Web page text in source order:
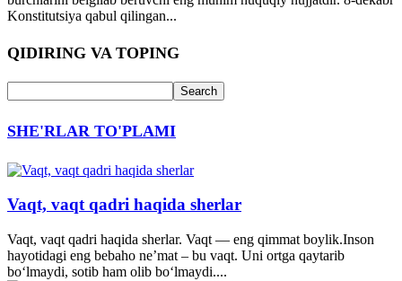
Konstitutsiya qabul qilingan...
QIDIRING VA TOPING
SHE'RLAR TO'PLAMI
Vaqt, vaqt qadri haqida sherlar
Vaqt, vaqt qadri haqida sherlar. Vaqt — eng qimmat boylik.Inson
hayotidagi eng bebaho ne’mat – bu vaqt. Uni ortga qaytarib
bo‘lmaydi, sotib ham olib bo‘lmaydi....